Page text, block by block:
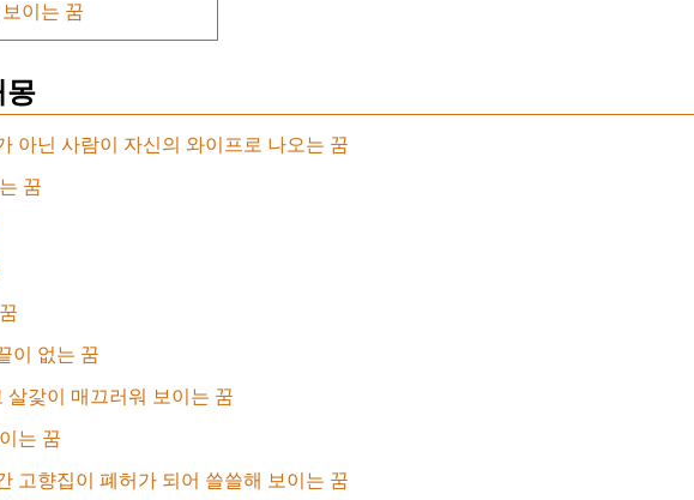
보이는 꿈
몽
아닌 사람이 자신의 와이프로 나오는 꿈
꿈
이 없는 꿈
살갗이 매끄러워 보이는 꿈
는 꿈
고향집이 폐허가 되어 쓸쓸해 보이는 꿈